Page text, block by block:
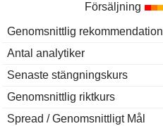
Försäljning
Genomsnittlig rekommendation
Antal analytiker
Senaste stängningskurs
Genomsnittlig riktkurs
Spread / Genomsnittligt Mål